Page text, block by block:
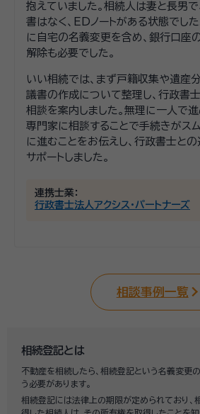
抱えていました。相続人は妻と長男で
書はなく、EDノートがある状態でした
に自宅の名義変更を含め、銀行口座
解除も必要でした。
いい相続では、まず戸籍収集や遺産
議書の作成について整理し、行政書
相談を案内しました。無理に一人で進
専門家に相談することで手続きがス
に進むことをお伝えし、行政書士との
サポートしました。
連携士業：
行政書士法人アクシス・パートナーズ
相談事例一覧
相続登記とは
不動産を相続したら、相続登記という名義変更
う必要があります。
相続登記には法律上の期限が定められており、